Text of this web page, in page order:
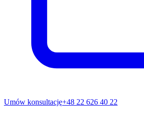
Umów konsultację+48 22 626 40 22